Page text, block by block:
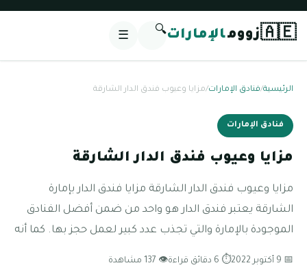
🇦🇪زوومالإمارات🔍
☰
الرئيسية/فنادق الإمارات/مزايا وعيوب فندق الدار الشارقة
فنادق الإمارات
مزايا وعيوب فندق الدار الشارقة
مزايا وعيوب فندق الدار الشارقة مزايا فندق الدار بإمارة
الشارقة يعتبر فندق الدار هو واحد من ضمن أفضل الفنادق
الموجودة بالإمارة والتي تجذب عدد كبير لعمل حجز بها. كما أنه
📅 9 أكتوبر 2022 ⏱ 6 دقائق قراءة 👁 137 مشاهدة